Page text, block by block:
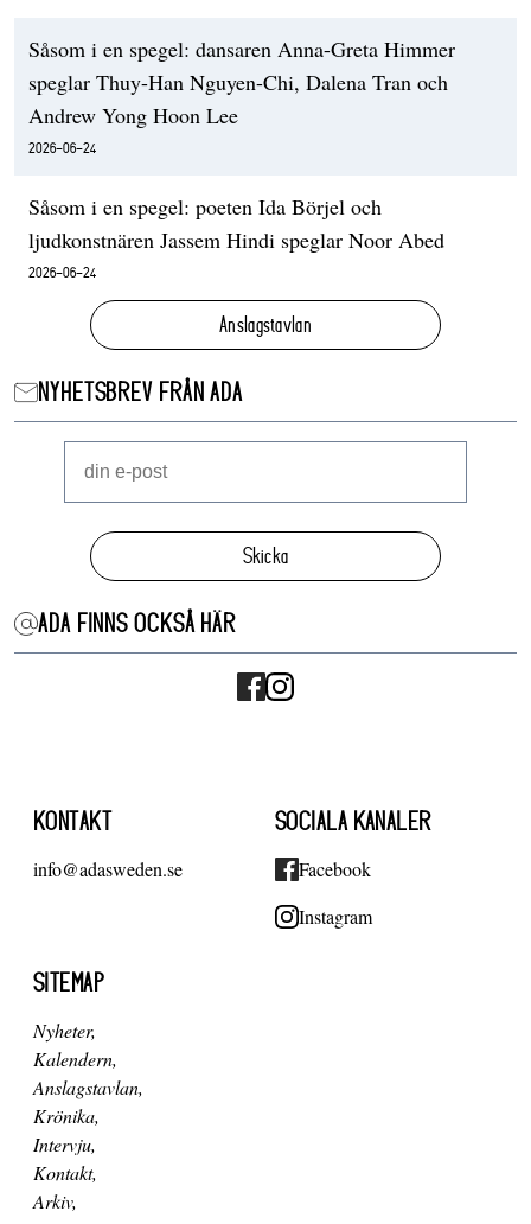
Såsom i en spegel: dansaren Anna-Greta Himmer
speglar Thuy-Han Nguyen-Chi, Dalena Tran och
Andrew Yong Hoon Lee
2026-06-24
Såsom i en spegel: poeten Ida Börjel och
ljudkonstnären Jassem Hindi speglar Noor Abed
2026-06-24
Anslagstavlan
NYHETSBREV FRÅN ADA
Skicka
ADA FINNS OCKSÅ HÄR
KONTAKT
info@adasweden.se
SOCIALA KANALER
Facebook
Instagram
SITEMAP
Nyheter
Kalendern
Anslagstavlan
Krönika
Intervju
Kontakt
Arkiv